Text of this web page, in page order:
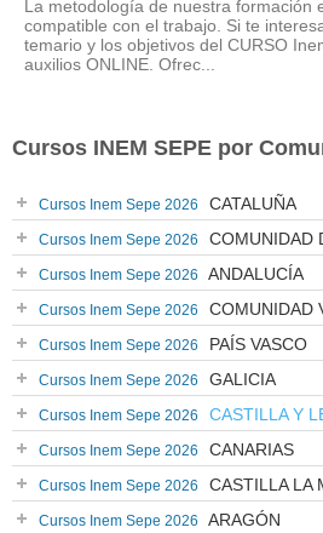
La metodología de nuestra formación
compatible con el trabajo. Si te
temario y los objetivos del CURSO
auxilios ONLINE. Ofrec...
Cursos INEM SEPE por
Cursos Inem Sepe 2026 CATALUÑA
Cursos Inem Sepe 2026 COMUNIDAD
Cursos Inem Sepe 2026 ANDALUCÍA
Cursos Inem Sepe 2026 COMUNIDAD
Cursos Inem Sepe 2026 PAÍS VASCO
Cursos Inem Sepe 2026 GALICIA
Cursos Inem Sepe 2026 CASTILLA Y
Cursos Inem Sepe 2026 CANARIAS
Cursos Inem Sepe 2026 CASTILLA LA
Cursos Inem Sepe 2026 ARAGÓN